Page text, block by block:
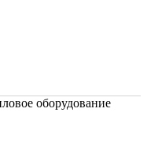
оборудование